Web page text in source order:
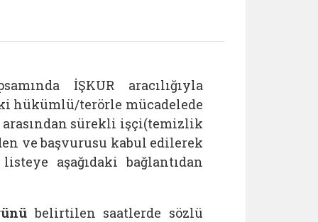
İŞKUR aracılığıyla
hükümlü/terörle mücadelede
sürekli işçi(temizlik
ve başvurusu kabul edilerek
aşağıdaki bağlantıdan
belirtilen saatlerde sözlü